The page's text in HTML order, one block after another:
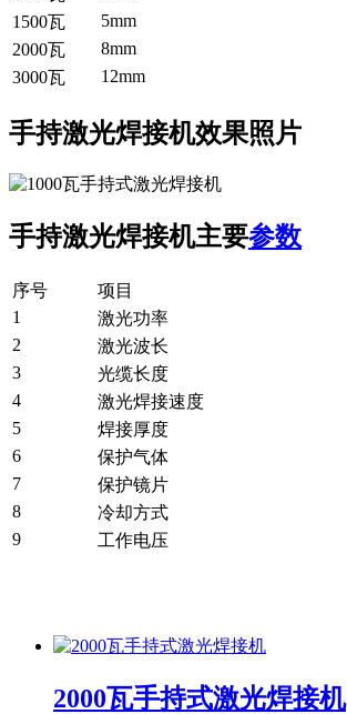
1500瓦
5mm
2000瓦
8mm
3000瓦
12mm
手持激光焊接机效果照片
手持激光焊接机主要参数
序号 项目
1
激光功率
2
激光波长
3
光缆长度
4
激光焊接速度
5
焊接厚度
6
保护气体
7
保护镜片
8
冷却方式
9
工作电压
2000瓦手持式激光焊接机